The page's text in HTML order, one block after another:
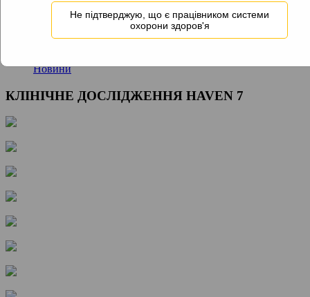
Питання та
відповіді
Новини
КЛІНІЧНЕ ДОСЛІДЖЕННЯ HAVEN 7
Не підтверджую, що є працівником системи
охорони здоров'я